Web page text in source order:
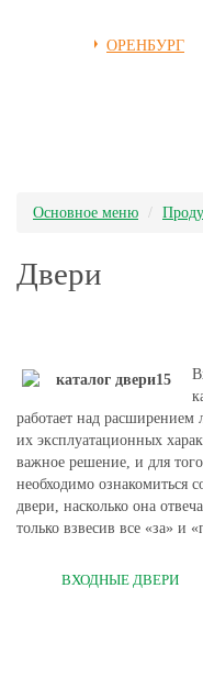
ОРЕНБУРГ
Основное меню
Двери
работает над
их эксплуатационных
важное решение, и для
необходимо ознакомиться
двери, насколько она
только взвесив все «за» и
ВХОДНЫЕ ДВЕРИ